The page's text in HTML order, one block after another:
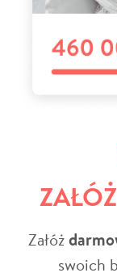
Załóż
swoich